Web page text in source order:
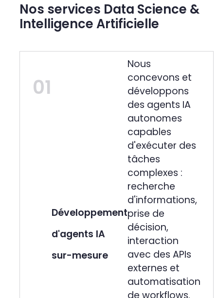
Nos services Data Science &
Intelligence Artificielle
01
Développement
d'agents IA
sur-mesure
Nous
concevons et
développons
des agents IA
autonomes
capables
d'exécuter des
tâches
complexes :
recherche
d'informations,
prise de
décision,
interaction
avec des APIs
externes et
automatisation